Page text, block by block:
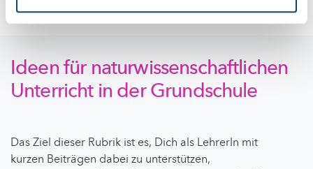
Ideen für naturwissenschaftlichen
Unterricht in der Grundschule
Das Ziel dieser Rubrik ist es, Dich als LehrerIn mit
kurzen Beiträgen dabei zu unterstützen,